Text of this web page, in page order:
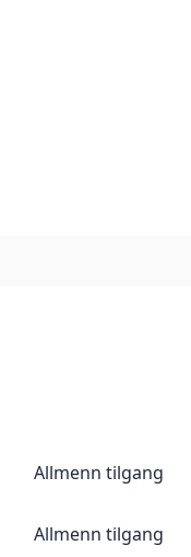
Allmenn tilgang
Allmenn tilgang